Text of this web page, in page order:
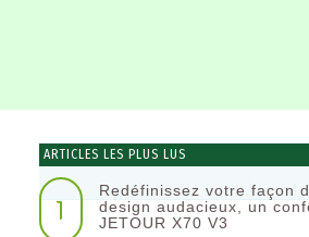
ARTICLES LES PLUS LUS
1
Redéfinissez votre façon
design audacieux, un
JETOUR X70 V3